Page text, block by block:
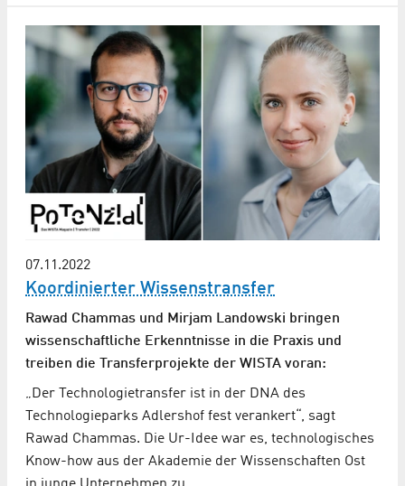
07.11.2022
Koordinierter Wissenstransfer
Rawad Chammas und Mirjam Landowski bringen
wissenschaftliche Erkenntnisse in die Praxis und
treiben die Transferprojekte der WISTA voran:
„Der Technologietransfer ist in der DNA des
Technologieparks Adlershof fest verankert“, sagt
Rawad Chammas. Die Ur-Idee war es, technologisches
Know-how aus der Akademie der Wissenschaften Ost